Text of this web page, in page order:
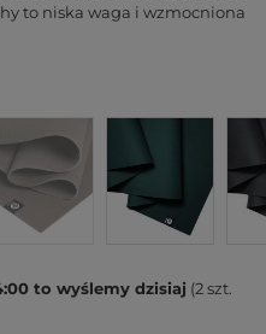
to niska waga i wzmocniona
to wyślemy dzisiaj (2 szt.